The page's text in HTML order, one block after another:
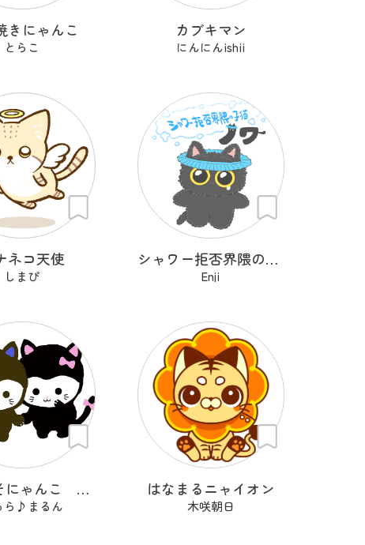
きにゃんこ
とらこ
カブキマン
にんにんishii
ネコ天使
しまぴ
シャワー拒否界隈の子猫 ノワ
Enji
ひそひそにゃんこ ブルルとピピ
ら♪まるん
はなまるニャイオン
木咲朝日